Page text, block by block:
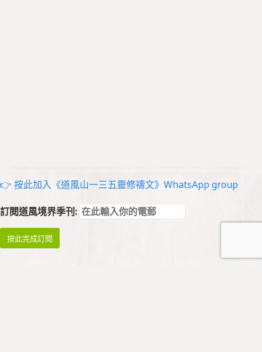
👉 按此加入《道風山一三五靈修禱文》WhatsApp group
訂閱道風境界季刊: